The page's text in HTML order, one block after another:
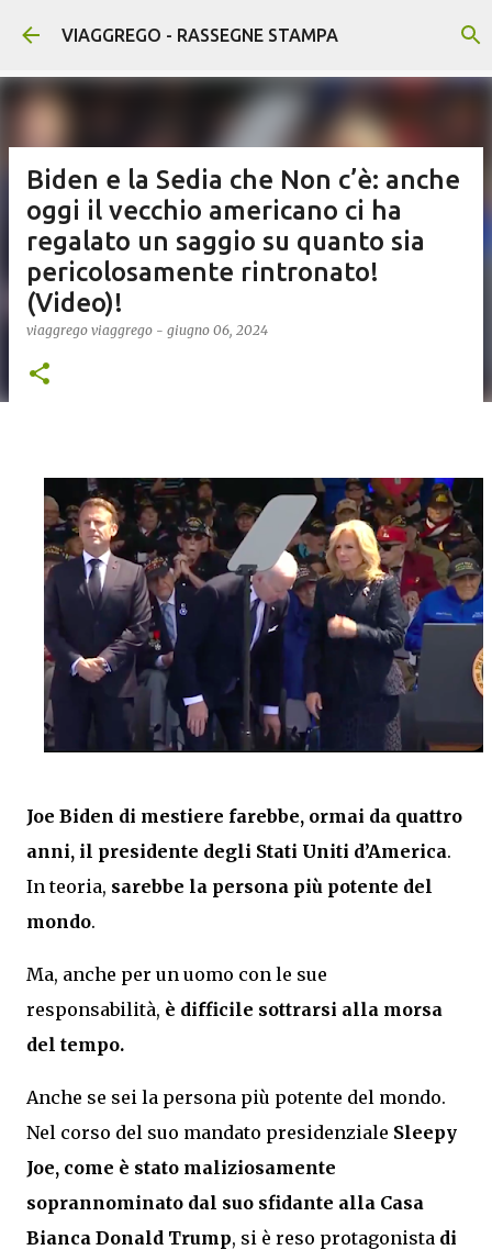
Passa ai contenuti principali
VIAGGREGO - RASSEGNE STAMPA
Biden e la Sedia che Non c’è: anche
oggi il vecchio americano ci ha
regalato un saggio su quanto sia
pericolosamente rintronato!
(Video)!
viaggrego viaggrego - giugno 06, 2024
Joe Biden di mestiere farebbe, ormai da quattro
anni, il presidente degli Stati Uniti d’America.
In teoria, sarebbe la persona più potente del
mondo.
Ma, anche per un uomo con le sue
responsabilità, è difficile sottrarsi alla morsa
del tempo.
Anche se sei la persona più potente del mondo.
Nel corso del suo mandato presidenziale Sleepy
Joe, come è stato maliziosamente
soprannominato dal suo sfidante alla Casa
Bianca Donald Trump, si è reso protagonista di